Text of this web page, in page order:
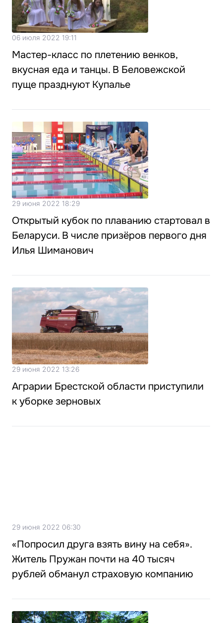
06 июля 2022 19:11
Мастер-класс по плетению венков,
вкусная еда и танцы. В Беловежской
пуще празднуют Купалье
29 июня 2022 18:29
Открытый кубок по плаванию стартовал в
Беларуси. В числе призёров первого дня
Илья Шиманович
29 июня 2022 13:26
Аграрии Брестской области приступили
к уборке зерновых
29 июня 2022 06:30
«Попросил друга взять вину на себя».
Житель Пружан почти на 40 тысяч
рублей обманул страховую компанию